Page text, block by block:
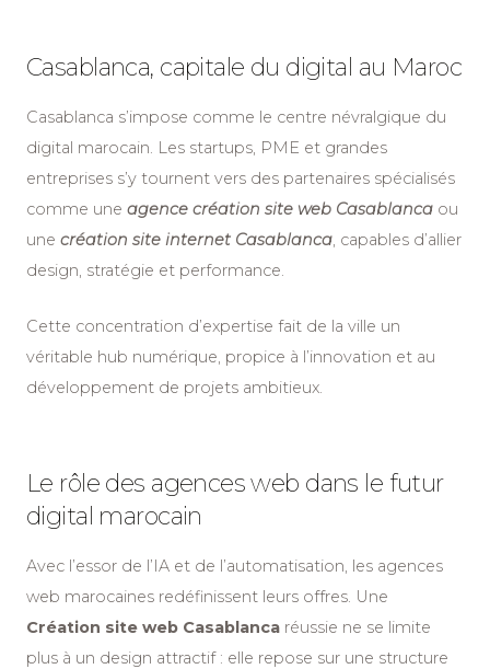
Casablanca, capitale du digital au Maroc
Casablanca s’impose comme le centre névralgique du
digital marocain. Les startups, PME et grandes
entreprises s’y tournent vers des partenaires spécialisés
comme une agence création site web Casablanca ou
une création site internet Casablanca, capables d’allier
design, stratégie et performance.
Cette concentration d’expertise fait de la ville un
véritable hub numérique, propice à l’innovation et au
développement de projets ambitieux.
Le rôle des agences web dans le futur
digital marocain
Avec l’essor de l’IA et de l’automatisation, les agences
web marocaines redéfinissent leurs offres. Une
Création site web Casablanca réussie ne se limite
plus à un design attractif : elle repose sur une structure